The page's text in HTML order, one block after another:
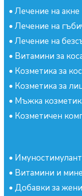
• Лечение на акне
• Лечение на
• Лечение на
• Витамини за
• Козметика за
• Козметика за
• Мъжка
• Козметичен
•
• Витамини и
• Добавки за жени